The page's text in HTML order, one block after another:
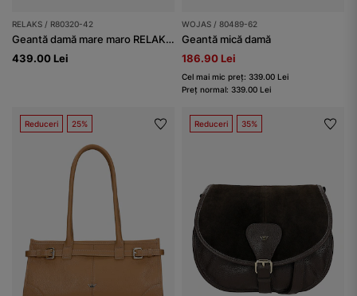
RELAKS / R80320-42
Geantă damă mare maro RELAKS cu sac interior din material textil
439.00 Lei
WOJAS / 80489-62
Geantă mică damă
186.90 Lei
Cel mai mic preț: 339.00 Lei
Preț normal: 339.00 Lei
Reduceri 25% Reduceri 35%